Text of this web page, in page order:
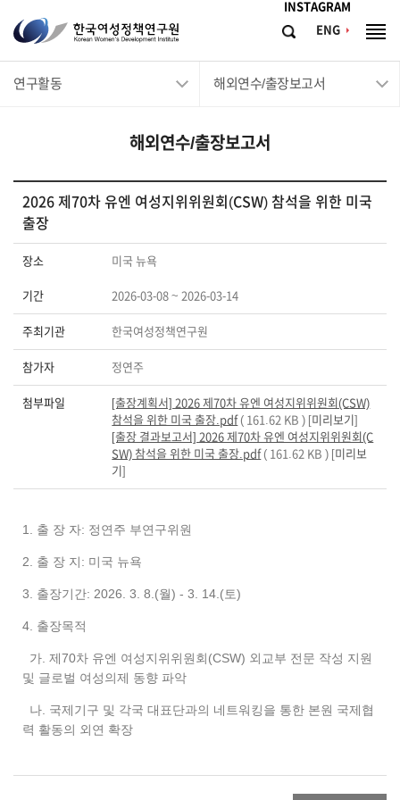
INSTAGRAM
ENG
한
국
여
연
구
원
Korean
Development
Institute
검
체
연구활동 해외연수/출장보고서
해외연수/출장보고서
2026 제70차 유엔 여성지위위원회(CSW) 참석을 위한 미국
출장
장소 미국 뉴욕
기간 2026-03-08 ~ 2026-03-14
주최기관 한국여성정책연구원
참가자 정연주
첨부파일
[출장계획서] 2026 제70차 유엔 여성지위위원회(CSW)
참석을 위한 미국 출장.pdf( 161.62 KB ) [미리보기]
[출장 결과보고서] 2026 제70차 유엔 여성지위위원회(C
SW) 참석을 위한 미국 출장.pdf( 161.62 KB ) [미리보
기]
1. 출 장 자: 정연주 부연구위원
2. 출 장 지: 미국 뉴욕
3. 출장기간: 2026. 3. 8.(월) - 3. 14.(토)
4. 출장목적
가. 제70차 유엔 여성지위위원회(CSW) 외교부 전문 작성 지원
및 글로벌 여성의제 동향 파악
나. 국제기구 및 각국 대표단과의 네트워킹을 통한 본원 국제협
력 활동의 외연 확장